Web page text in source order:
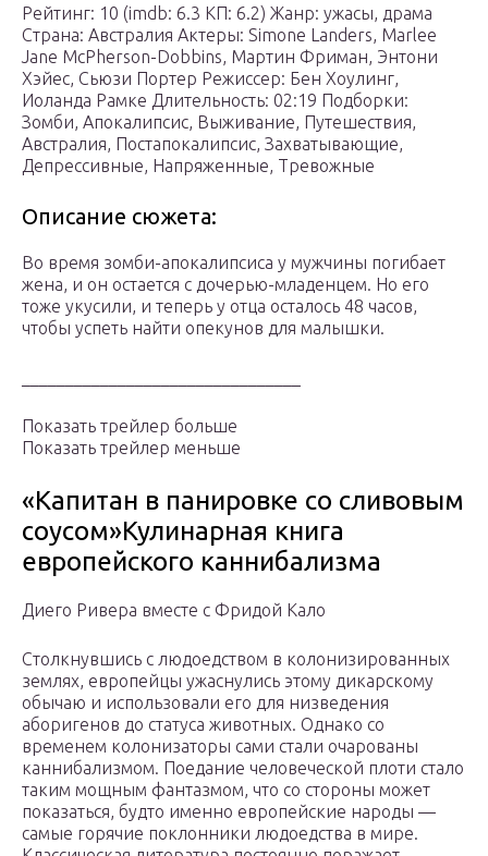
Рейтинг: 10 (imdb: 6.3 КП: 6.2) Жанр: ужасы, драма
Страна: Австралия Актеры: Simone Landers, Marlee
Jane McPherson-Dobbins, Мартин Фриман, Энтони
Хэйес, Сьюзи Портер Режиссер: Бен Хоулинг,
Иоланда Рамке Длительность: 02:19 Подборки:
Зомби, Апокалипсис, Выживание, Путешествия,
Австралия, Постапокалипсис, Захватывающие,
Депрессивные, Напряженные, Тревожные
Описание сюжета:
Во время зомби-апокалипсиса у мужчины погибает
жена, и он остается с дочерью-младенцем. Но его
тоже укусили, и теперь у отца осталось 48 часов,
чтобы успеть найти опекунов для малышки.
Показать трейлер больше
Показать трейлер меньше
«Капитан в панировке со сливовым
соусом»Кулинарная книга
европейского каннибализма
Диего Ривера вместе с Фридой Кало
Столкнувшись с людоедством в колонизированных
землях, европейцы ужаснулись этому дикарскому
обычаю и использовали его для низведения
аборигенов до статуса животных. Однако со
временем колонизаторы сами стали очарованы
каннибализмом. Поедание человеческой плоти стало
таким мощным фантазмом, что со стороны может
показаться, будто именно европейские народы —
самые горячие поклонники людоедства в мире.